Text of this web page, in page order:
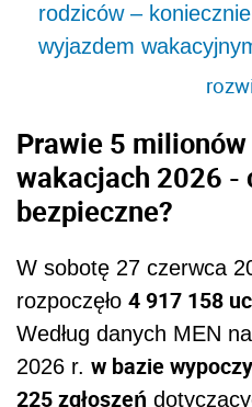
rodziców –
wyjazdem
Prawie 5
wakacjach 2026 -
bezpieczne?
W sobotę 27 czerwca
rozpoczęło 4 917 158
Według danych MEN
2026 r. w bazie
225 zgłoszeń